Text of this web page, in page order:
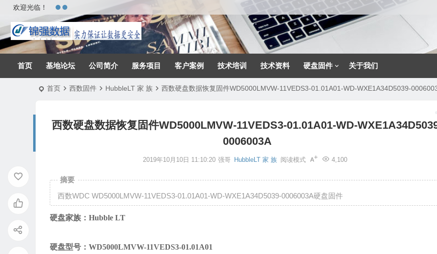
欢迎光临！
首页 基地论坛 公司简介 服务项目 客户案例 技术培训 技术资料 硬盘固件 关于我们
首页 西数固件 HubbleLT 家 族 西数硬盘数据恢复固件WD5000LMVW-11VEDS3-01.01A01-WD-WXE1A34D5039-
西数硬盘数据恢复固件WD5000LMVW-11VEDS3-01.01A01-WD-
0006003A
2019年10月10日 11:10:20 强哥 HubbleLT 家 族 4,100
阅读模式
摘要
西数WDC WD5000LMVW-11VEDS3-01.01A01-WD-WXE1A34D5039-0006003A硬盘固件
硬盘家族： Hubble LT
硬盘型号：WD5000LMVW-11VEDS3-01.01A01